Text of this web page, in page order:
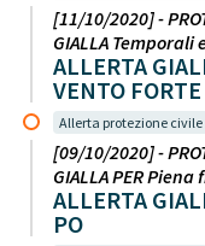
[11/10/2020] -
GIALLA Temporali
ALLERTA
VENTO FORTE
Allerta protezione civile
[09/10/2020] -
GIALLA PER
ALLERTA
PO